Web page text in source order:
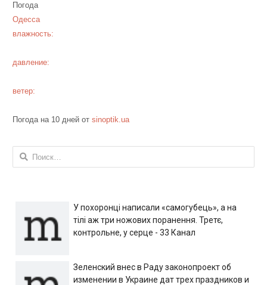
Погода
Одесса
влажность:
давление:
ветер:
Погода на 10 дней от sinoptik.ua
Найти:
У похоронці написали «самогубець», а на
тілі аж три ножових поранення. Третє,
контрольне, у серце - 33 Канал
Зеленский внес в Раду законопроект об
изменении в Украине дат трех праздников и